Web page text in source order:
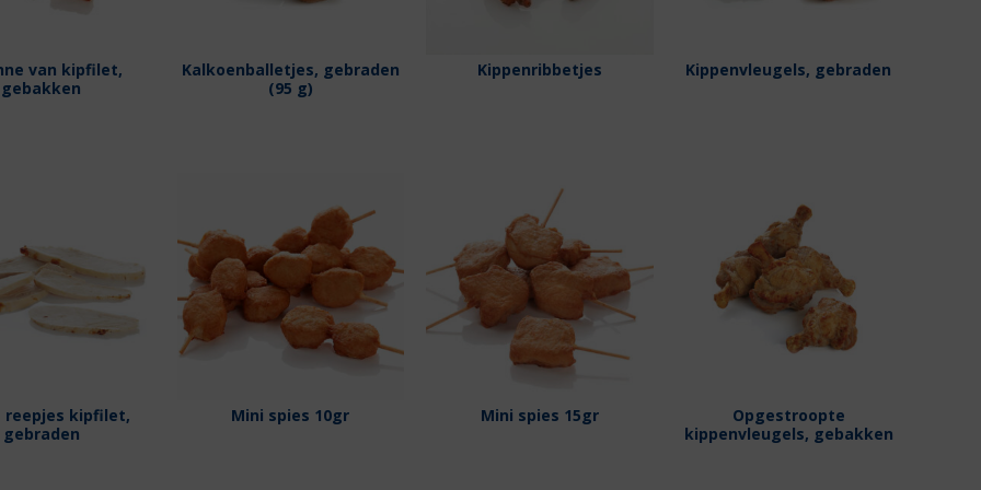
van kipfilet,
gebakken
Kalkoenballetjes, gebraden
(95 g)
Kippenribbetjes Kippenvleugels, gebraden
reepjes kipfilet,
gebraden
Mini spies 10gr Mini spies 15gr
Opgestroopte
kippenvleugels, gebakken